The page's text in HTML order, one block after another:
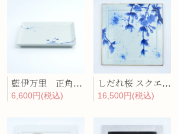
藍伊万里 正角プレート（大）
6,600円(税込)
しだれ桜 スクエア・ディナープレート
16,500円(税込)